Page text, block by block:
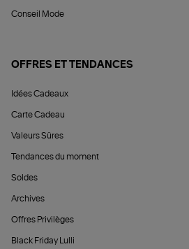
Conseil Mode
OFFRES ET TENDANCES
Idées Cadeaux
Carte Cadeau
Valeurs Sûres
Tendances du moment
Soldes
Archives
Offres Privilèges
Black Friday Lulli